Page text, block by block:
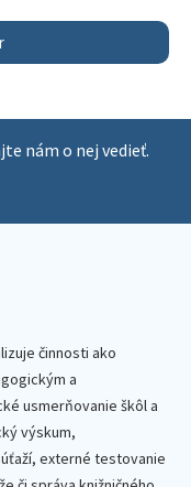
nám o nej vedieť.
činnosti ako
a
usmerňovanie škôl a
výskum,
externé testovanie